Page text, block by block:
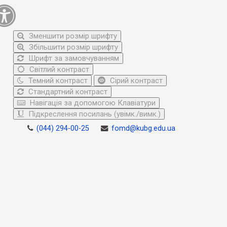
Зменшити розмір шрифту
Збільшити розмір шрифту
Шрифт за замовчуванням
Світлий контраст
Темний контраст
Сірий контраст
Стандартний контраст
Навігація за допомогою Клавіатури
Підкреслення посилань (увімк./вимк.)
(044) 294-00-25 fomd@kubg.edu.ua